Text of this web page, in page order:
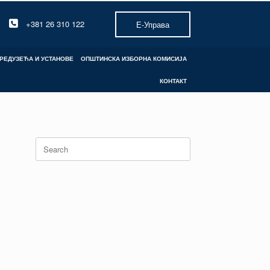
+381 26 310 122 Е-Управа
И УСТАНОВЕ ОПШТИНСКА ИЗБОРНА КОМИСИЈА
КОНТАКТ
Search
for: